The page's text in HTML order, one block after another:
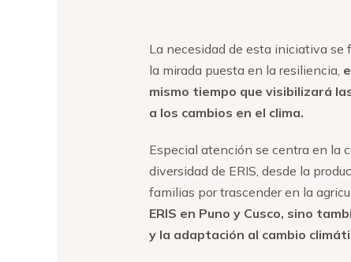
La necesidad de esta iniciativa se
la mirada puesta en la resiliencia,
mismo tiempo que visibilizará
a los cambios en el clima.
Especial atención se centra en la
diversidad de ERIS, desde la
familias por trascender en la
ERIS en Puno y Cusco, sino
y la adaptación al cambio